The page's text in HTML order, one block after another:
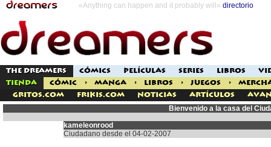
«Anything can happen and it probably will» directorio
THE DREAMERS CÓMICS PELÍCULAS SERIES LIBROS
TIENDA
CÓMIC > MANGA > LIBROS > JUEGOS >
Gritos.com
Frikis.com Noticias Artículos
Bienvenido a la casa del
kameleonrood
Ciudadano desde el 04-02-2007